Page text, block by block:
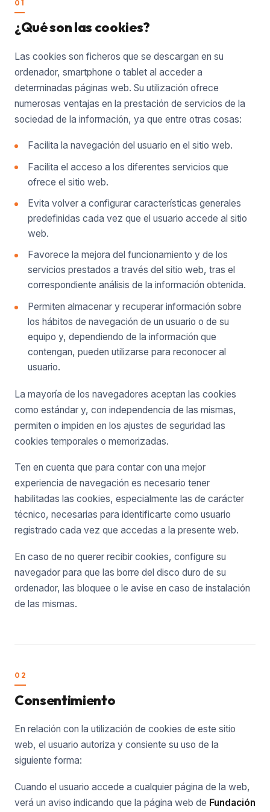
01
¿Qué son las cookies?
Las cookies son ficheros que se descargan en su
ordenador, smartphone o tablet al acceder a
determinadas páginas web. Su utilización ofrece
numerosas ventajas en la prestación de servicios de la
sociedad de la información, ya que entre otras cosas:
Facilita la navegación del usuario en el sitio web.
Facilita el acceso a los diferentes servicios que
ofrece el sitio web.
Evita volver a configurar características generales
predefinidas cada vez que el usuario accede al sitio
web.
Favorece la mejora del funcionamiento y de los
servicios prestados a través del sitio web, tras el
correspondiente análisis de la información obtenida.
Permiten almacenar y recuperar información sobre
los hábitos de navegación de un usuario o de su
equipo y, dependiendo de la información que
contengan, pueden utilizarse para reconocer al
usuario.
La mayoría de los navegadores aceptan las cookies
como estándar y, con independencia de las mismas,
permiten o impiden en los ajustes de seguridad las
cookies temporales o memorizadas.
Ten en cuenta que para contar con una mejor
experiencia de navegación es necesario tener
habilitadas las cookies, especialmente las de carácter
técnico, necesarias para identificarte como usuario
registrado cada vez que accedas a la presente web.
En caso de no querer recibir cookies, configure su
navegador para que las borre del disco duro de su
ordenador, las bloquee o le avise en caso de instalación
de las mismas.
02
Consentimiento
En relación con la utilización de cookies de este sitio
web, el usuario autoriza y consiente su uso de la
siguiente forma:
Cuando el usuario accede a cualquier página de la web,
verá un aviso indicando que la página web de Fundación